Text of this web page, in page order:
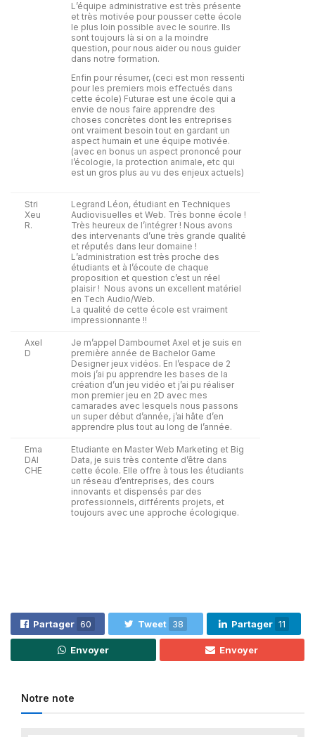
L’équipe administrative est très présente
et très motivée pour pousser cette école
le plus loin possible avec le sourire. Ils
sont toujours là si on a la moindre
question, pour nous aider ou nous guider
dans notre formation.
Enfin pour résumer, (ceci est mon ressenti
pour les premiers mois effectués dans
cette école) Futurae est une école qui a
envie de nous faire apprendre des
choses concrètes dont les entreprises
ont vraiment besoin tout en gardant un
aspect humain et une équipe motivée.
(avec en bonus un aspect prononcé pour
l’écologie, la protection animale, etc qui
est un gros plus au vu des enjeux actuels)
Stri
Xeu
R.
Legrand Léon, étudiant en Techniques
Audiovisuelles et Web. Très bonne école !
Très heureux de l’intégrer ! Nous avons
des intervenants d’une très grande qualité
et réputés dans leur domaine !
L’administration est très proche des
étudiants et à l’écoute de chaque
proposition et question c’est un réel
plaisir ! Nous avons un excellent matériel
en Tech Audio/Web.
La qualité de cette école est vraiment
impressionnante !!
Axel
D
Je m’appel Dambournet Axel et je suis en
première année de Bachelor Game
Designer jeux vidéos. En l’espace de 2
mois j’ai pu apprendre les bases de la
création d’un jeu vidéo et j’ai pu réaliser
mon premier jeu en 2D avec mes
camarades avec lesquels nous passons
un super début d’année, j’ai hâte d’en
apprendre plus tout au long de l’année.
Ema
DAI
CHE
Etudiante en Master Web Marketing et Big
Data, je suis très contente d’être dans
cette école. Elle offre à tous les étudiants
un réseau d’entreprises, des cours
innovants et dispensés par des
professionnels, différents projets, et
toujours avec une approche écologique.
Partager 60 Tweet 38 Partager 11
Envoyer Envoyer
Notre note